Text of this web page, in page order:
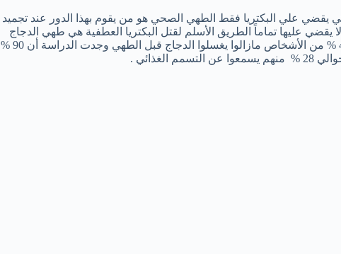
يقضي علي البكتريا فقط الطهي الصحي هو من يقوم بهذا الدور عند تجميد
يقضي عليها تماماً الطريق الأسلم لقتل البكتريا العطفية هي طهي الدجاج
تماماً .وفقاً لما ذكرته وكالة الرقابة علي الأطعمة أن 44 % من الأشخاص مازالوا يغسلوا الدجاج قبل الطهي وجدت الدراسة أن 90 %
.